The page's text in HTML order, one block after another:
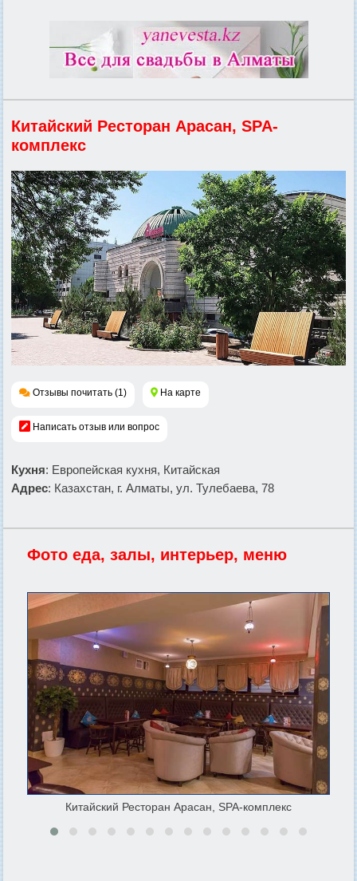
Китайский Ресторан Арасан, SPA-
комплекс
Отзывы почитать (1) На карте
Написать отзыв или вопрос
Кухня: Европейская кухня, Китайская
Адрес: Казахстан, г. Алматы, ул. Тулебаева, 78
Фото еда, залы, интерьер, меню
Китайский Ресторан Арасан, SPA-комплекс